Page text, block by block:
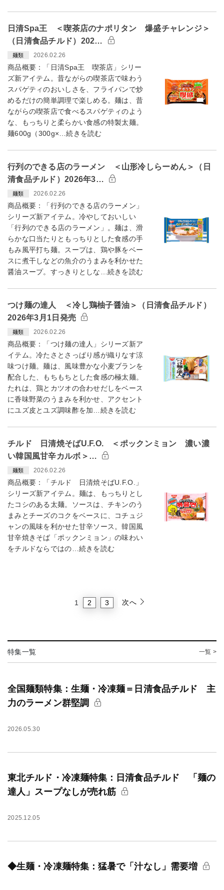
日清Spa王 ＜喫茶店のナポリタン 爆盛チャレンジ＞
（日清食品チルド）202…
麺類 2026.02.26
商品概要：「日清Spa王 喫茶店」シリー
ズ新アイテム。昔ながらの喫茶店で味わう
スパゲティのおいしさを、フライパンで炒
めるだけの簡単調理で楽しめる。麺は、昔
ながらの喫茶店で食べるスパゲティのよう
な、もっちりと柔らかい食感の特製太麺。
麺600g（300g×…続きを読む
行列のできる店のラーメン ＜山形冷しらーめん＞（日
清食品チルド）2026年3…
麺類 2026.02.26
商品概要：「行列のできる店のラーメン」
シリーズ新アイテム。冷やしておいしい
「行列のできる店のラーメン」。麺は、滑
らかな口当たりともっちりとした食感の手
もみ風平打ち麺。スープは、鶏や豚をベー
スに煮干しなどの魚介のうまみを利かせた
醤油スープ。すっきりとしな…続きを読む
つけ麺の達人 ＜冷し鶏柚子醤油＞（日清食品チルド）
2026年3月1日発売
麺類 2026.02.26
商品概要：「つけ麺の達人」シリーズ新ア
イテム。冷たさとさっぱり感が織りなす涼
味つけ麺。麺は、風味豊かな小麦ブランを
配合した、もちもちとした食感の極太麺。
たれは、鶏とカツオの合わせだしをベース
に香味野菜のうまみを利かせ、アクセント
にユズ皮とユズ調味酢を加…続きを読む
チルド 日清焼そばU.F.O. ＜ポックンミョン 濃い濃
い韓国風甘辛カルボ＞…
麺類 2026.02.26
商品概要：「チルド 日清焼そばU.F.O.」
シリーズ新アイテム。麺は、もっちりとし
たコシのある太麺。ソースは、チキンのう
まみとチーズのコクをベースに、コチュジ
ャンの風味を利かせた甘辛ソース。韓国風
甘辛焼きそば「ポックンミョン」の味わい
をチルドならではの…続きを読む
1 2 3 次へ
特集一覧 一覧 >
全国麺類特集：生麺・冷凍麺＝日清食品チルド 主
力のラーメン群堅調
2026.05.30
東北チルド・冷凍麺特集：日清食品チルド 「麺の
達人」スープなしが売れ筋
2025.12.05
◆生麺・冷凍麺特集：猛暑で「汁なし」需要増